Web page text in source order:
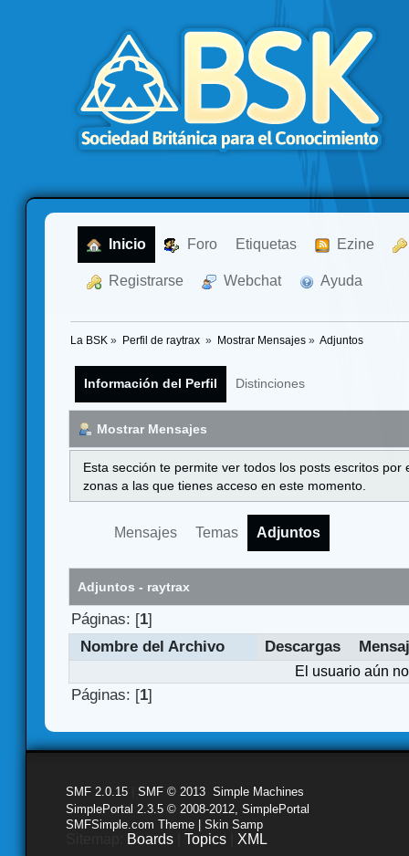
Inicio Foro Etiquetas Ezine
Registrarse Webchat Ayuda
La BSK » Perfil de raytrax » Mostrar Mensajes» Adjuntos
Información del Perfil Distinciones
Mostrar Mensajes
Esta sección te permite ver todos los posts escritos
zonas a las que tienes acceso en este momento.
Mensajes Temas Adjuntos
Adjuntos - raytrax
Páginas: [1]
Nombre del Archivo
Descargas
El usuario aún
Páginas: [1]
SMF 2.0.15 SMF © 2013 Simple Machines
SimplePortal 2.3.5 © 2008-2012, SimplePortal
SMFSimple.com Theme | Skin Samp
Boards Topics XML